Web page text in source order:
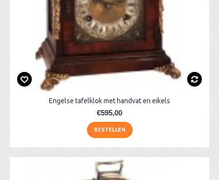
Engelse tafelklok met handvat en eikels
€595,00
BESTELLEN